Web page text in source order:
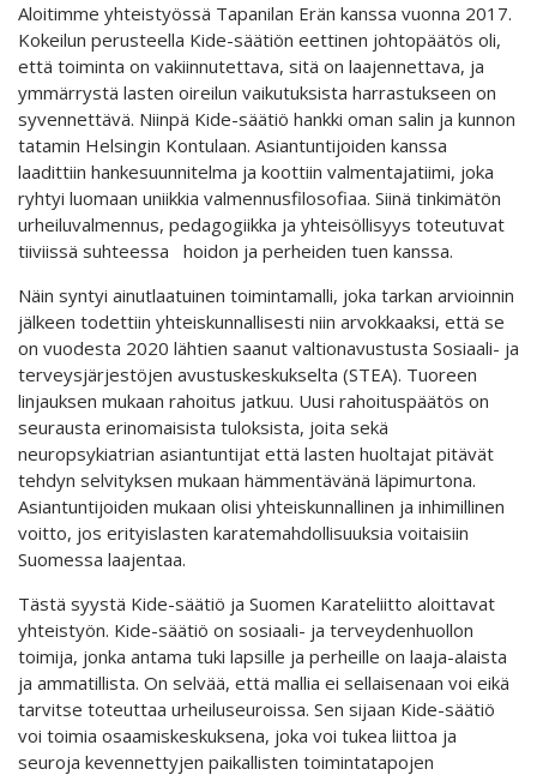
Aloitimme yhteistyössä Tapanilan Erän kanssa vuonna 2017.
Kokeilun perusteella Kide-säätiön eettinen johtopäätös oli,
että toiminta on vakiinnutettava, sitä on laajennettava, ja
ymmärrystä lasten oireilun vaikutuksista harrastukseen on
syvennettävä. Niinpä Kide-säätiö hankki oman salin ja kunnon
tatamin Helsingin Kontulaan. Asiantuntijoiden kanssa
laadittiin hankesuunnitelma ja koottiin valmentajatiimi, joka
ryhtyi luomaan uniikkia valmennusfilosofiaa. Siinä tinkimätön
urheiluvalmennus, pedagogiikka ja yhteisöllisyys toteutuvat
tiiviissä suhteessa hoidon ja perheiden tuen kanssa.
Näin syntyi ainutlaatuinen toimintamalli, joka tarkan arvioinnin
jälkeen todettiin yhteiskunnallisesti niin arvokkaaksi, että se
on vuodesta 2020 lähtien saanut valtionavustusta Sosiaali- ja
terveysjärjestöjen avustuskeskukselta (STEA). Tuoreen
linjauksen mukaan rahoitus jatkuu. Uusi rahoituspäätös on
seurausta erinomaisista tuloksista, joita sekä
neuropsykiatrian asiantuntijat että lasten huoltajat pitävät
tehdyn selvityksen mukaan hämmentävänä läpimurtona.
Asiantuntijoiden mukaan olisi yhteiskunnallinen ja inhimillinen
voitto, jos erityislasten karatemahdollisuuksia voitaisiin
Suomessa laajentaa.
Tästä syystä Kide-säätiö ja Suomen Karateliitto aloittavat
yhteistyön. Kide-säätiö on sosiaali- ja terveydenhuollon
toimija, jonka antama tuki lapsille ja perheille on laaja-alaista
ja ammatillista. On selvää, että mallia ei sellaisenaan voi eikä
tarvitse toteuttaa urheiluseuroissa. Sen sijaan Kide-säätiö
voi toimia osaamiskeskuksena, joka voi tukea liittoa ja
seuroja kevennettyjen paikallisten toimintatapojen